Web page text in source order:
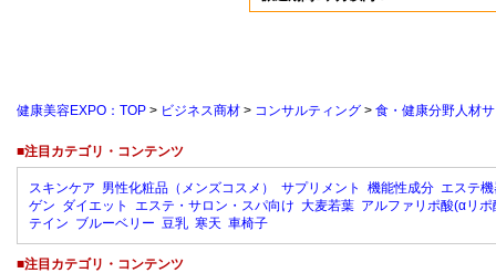
健康美容EXPO：TOP > ビジネス商材 > コンサルティング > 食・健康分野人材
■注目カテゴリ・コンテンツ
スキンケア 男性化粧品（メンズコスメ） サプリメント 機能性成分 エステ
ゲン ダイエット エステ・サロン・スパ向け 大麦若葉 アルファリポ酸(αリポ
テイン ブルーベリー 豆乳 寒天 車椅子
■注目カテゴリ・コンテンツ